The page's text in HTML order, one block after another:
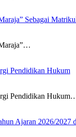
Sebagai
Pendidikan Hukum
Pendidikan
Ajaran 2026/2027